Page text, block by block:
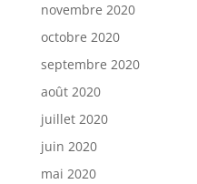
novembre 2020
octobre 2020
septembre 2020
août 2020
juillet 2020
juin 2020
mai 2020